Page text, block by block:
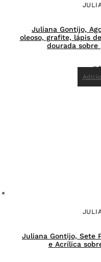
Juliana Gontijo,
oleoso, grafite, lápis
dourada sobre
R$
Juliana Gontijo, Sete
e Acrílica